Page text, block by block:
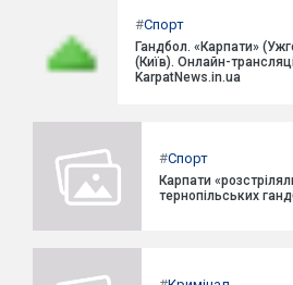
#Спорт
Гандбол. «Карпати»
(Київ). Онлайн-
KarpatNews.in.ua
#Спорт
Карпати
тернопільських